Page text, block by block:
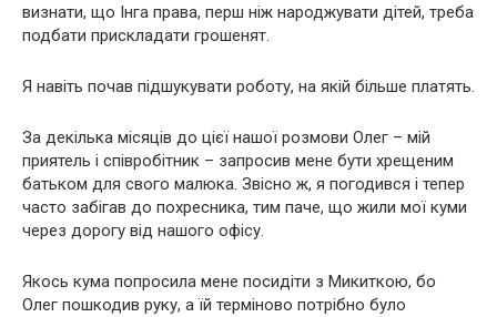
визнати, що Інга права, перш ніж народжувати дітей, треба
подбати прискладати грошенят.
Я навіть почав підшукувати роботу, на якій більше платять.
За декілька місяців до цієї нашої розмови Олег – мій
приятель і співробітник – запросив мене бути хрещеним
батьком для свого малюка. Звісно ж, я погодився і тепер
часто забігав до похресника, тим паче, що жили мої куми
через дорогу від нашого офісу.
Якось кума попросила мене посидіти з Микиткою, бо
Олег пошкодив руку, а їй терміново потрібно було